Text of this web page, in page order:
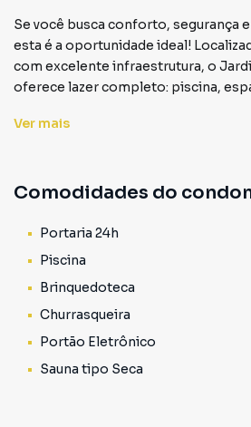
Se você busca conforto, segurança
esta é a oportunidade ideal!
com excelente infraestrutura, o
oferece lazer completo: piscina,
entretenimento.
- Frente: 12,46 metros
- Lateral direita: 34,28 metros
- Fundo: 12 metros
Terreno para Venda em região
Condomínio, em Araçuaí. Não
Entre em contato com nossa
Ver mais
Comodidades do
Portaria 24h
Piscina
Brinquedoteca
Churrasqueira
Portão Eletrônico
Sauna tipo Seca